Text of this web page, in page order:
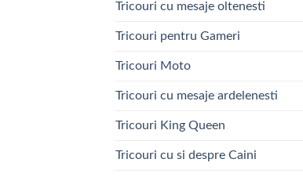
Tricouri cu mesaje oltenesti
Tricouri pentru Gameri
Tricouri Moto
Tricouri cu mesaje ardelenesti
Tricouri King Queen
Tricouri cu si despre Caini